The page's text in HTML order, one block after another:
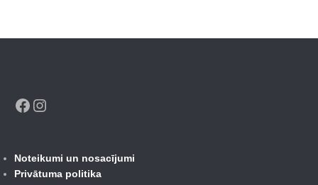
Facebook
Noteikumi un nosacījumi
Privātuma politika